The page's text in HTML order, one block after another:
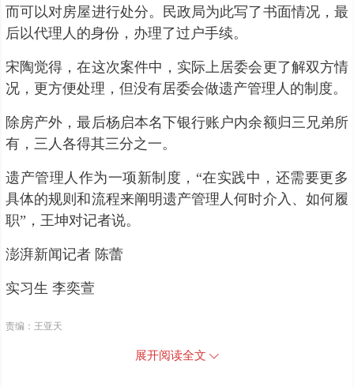
而可以对房屋进行处分。民政局为此写了书面情况，最
后以代理人的身份，办理了过户手续。
宋陶觉得，在这次案件中，实际上居委会更了解双方情
况，更方便处理，但没有居委会做遗产管理人的制度。
除房产外，最后杨启本名下银行账户内余额归三兄弟所
有，三人各得其三分之一。
遗产管理人作为一项新制度，“在实践中，还需要更多
具体的规则和流程来阐明遗产管理人何时介入、如何履
职”，王坤对记者说。
澎湃新闻记者 陈蕾
实习生 李奕萱
责编：王亚天
展开阅读全文